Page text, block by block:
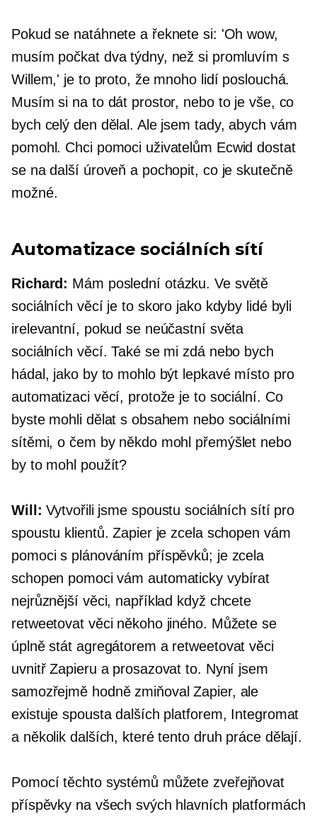
Pokud se natáhnete a řeknete si: 'Oh wow,
musím počkat dva týdny, než si promluvím s
Willem,' je to proto, že mnoho lidí poslouchá.
Musím si na to dát prostor, nebo to je vše, co
bych celý den dělal. Ale jsem tady, abych vám
pomohl. Chci pomoci uživatelům Ecwid dostat
se na další úroveň a pochopit, co je skutečně
možné.
Automatizace sociálních sítí
Richard: Mám poslední otázku. Ve světě
sociálních věcí je to skoro jako kdyby lidé byli
irelevantní, pokud se neúčastní světa
sociálních věcí. Také se mi zdá nebo bych
hádal, jako by to mohlo být lepkavé místo pro
automatizaci věcí, protože je to sociální. Co
byste mohli dělat s obsahem nebo sociálními
sítěmi, o čem by někdo mohl přemýšlet nebo
by to mohl použít?
Will: Vytvořili jsme spoustu sociálních sítí pro
spoustu klientů. Zapier je zcela schopen vám
pomoci s plánováním příspěvků; je zcela
schopen pomoci vám automaticky vybírat
nejrůznější věci, například když chcete
retweetovat věci někoho jiného. Můžete se
úplně stát agregátorem a retweetovat věci
uvnitř Zapieru a prosazovat to. Nyní jsem
samozřejmě hodně zmiňoval Zapier, ale
existuje spousta dalších platforem, Integromat
a několik dalších, které tento druh práce dělají.
Pomocí těchto systémů můžete zveřejňovat
příspěvky na všech svých hlavních platformách